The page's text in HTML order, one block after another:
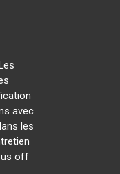
avec
les
off